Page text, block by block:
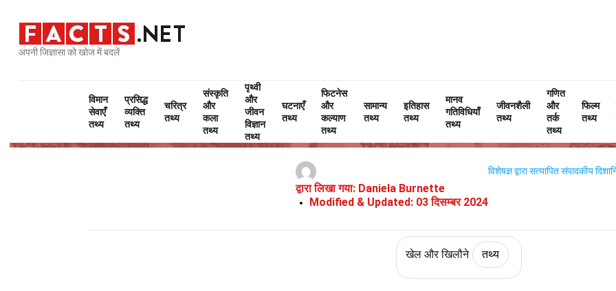
अपनी जिज्ञासा को खोज में बदलें
विमान
सेवाएँ
तथ्य
प्रसिद्ध
व्यक्ति
तथ्य
चरित्र
तथ्य
संस्कृति
और
कला
तथ्य
पृथ्वी
और
जीवन
विज्ञान
तथ्य
घटनाएँ
तथ्य
फिटनेस
और
कल्याण
तथ्य
सामान्य
तथ्य
इतिहास
तथ्य
मानव
गतिविधियाँ
तथ्य
जीवनशैली
तथ्य
गणित
और
तर्क
तथ्य
फिल्म
तथ्य
खेल और खिलौनेतथ्य
Guilty Gear (वीडियो गेम) के बारे में 37
द्वारा लिखा गया: Daniela Burnette
Modified & Updated: 03 दिसम्बर 2024
विशेषज्ञ द्वारा सत्यापित संपादकीय
खेल और खिलौने तथ्य